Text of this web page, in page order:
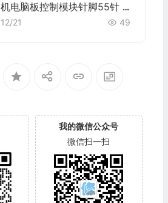
机电脑板控制模块针脚55针 端
子图
12/21 49
我的微信公众号
微信扫一扫